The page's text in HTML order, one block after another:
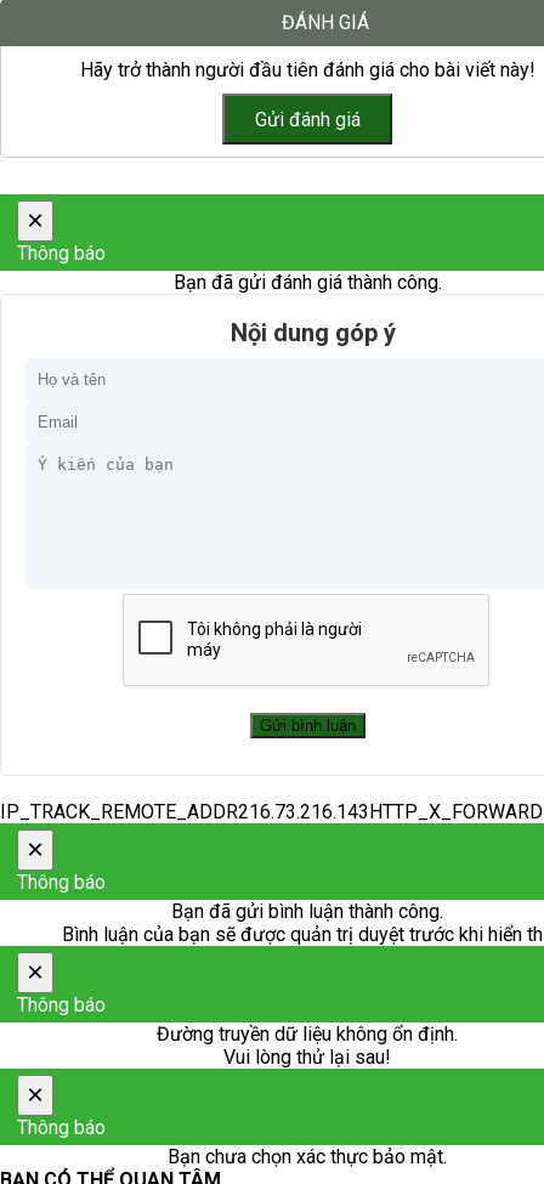
ĐÁNH GIÁ
Hãy trở thành người đầu tiên đánh giá cho bài viết này!
×
Thông báo
Bạn đã gửi đánh giá thành công.
Nội dung góp ý
×
Thông báo
Bạn đã gửi bình luận thành công.
Bình luận của bạn sẽ được quản trị duyệt trước khi hiển
×
Thông báo
Đường truyền dữ liệu không ổn định.
Vui lòng thử lại sau!
×
Thông báo
Bạn chưa chọn xác thực bảo mật.